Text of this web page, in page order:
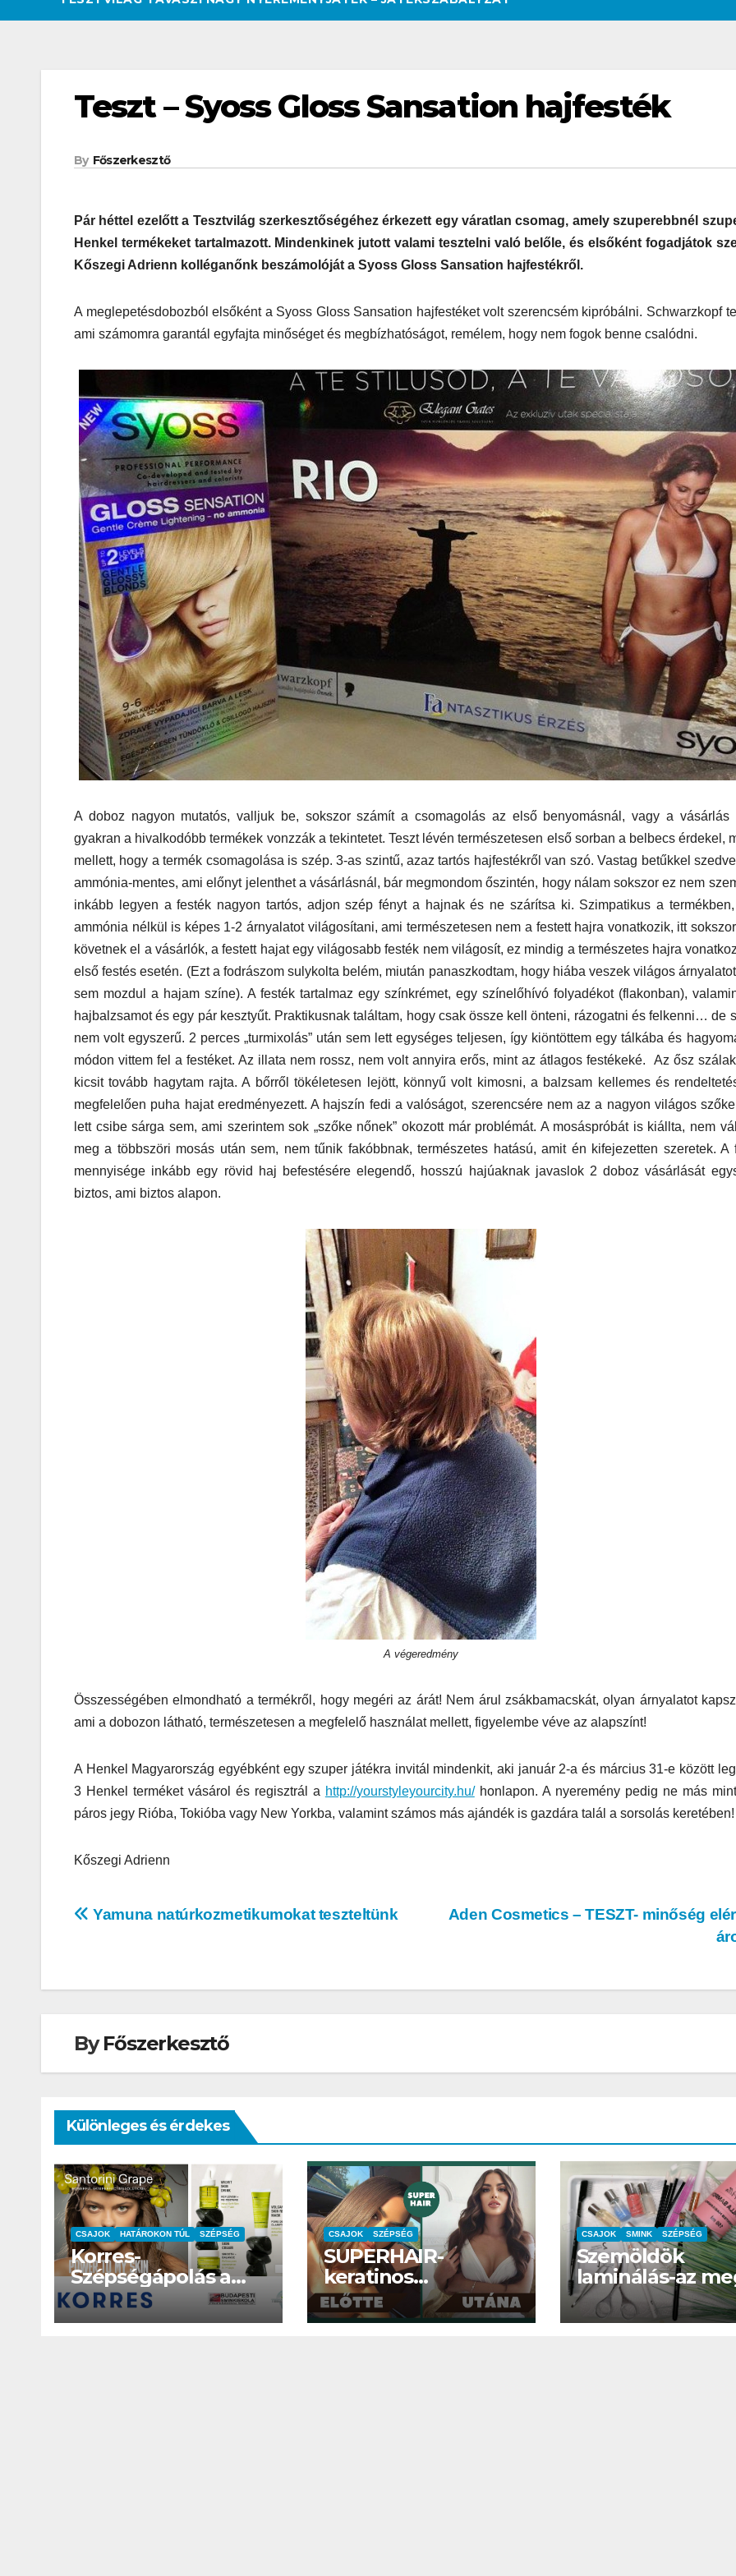
Teszt – Syoss Gloss Sansation hajfesték
By Főszerkesztő
Pár héttel ezelőtt a Tesztvilág szerkesztőségéhez érkezett egy váratlan csomag, amely szuperebbnél
Henkel termékeket tartalmazott. Mindenkinek jutott valami tesztelni való belőle, és elsőként fogadjátok
Kőszegi Adrienn kolléganőnk beszámolóját a Syoss Gloss Sansation hajfestékről.
A meglepetésdobozból elsőként a Syoss Gloss Sansation hajfestéket volt szerencsém kipróbálni. Schwarzkopf
ami számomra garantál egyfajta minőséget és megbízhatóságot, remélem, hogy nem fogok benne csalódni.
A doboz nagyon mutatós, valljuk be, sokszor számít a csomagolás az első benyomásnál, vagy a vásárlás
gyakran a hivalkodóbb termékek vonzzák a tekintetet. Teszt lévén természetesen első sorban a belbecs érdekel,
mellett, hogy a termék csomagolása is szép. 3-as szintű, azaz tartós hajfestékről van szó. Vastag betűkkel
ammónia-mentes, ami előnyt jelenthet a vásárlásnál, bár megmondom őszintén, hogy nálam sokszor ez nem
inkább legyen a festék nagyon tartós, adjon szép fényt a hajnak és ne szárítsa ki. Szimpatikus a
ammónia nélkül is képes 1-2 árnyalatot világosítani, ami természetesen nem a festett hajra vonatkozik, itt
követnek el a vásárlók, a festett hajat egy világosabb festék nem világosít, ez mindig a természetes hajra
első festés esetén. (Ezt a fodrászom sulykolta belém, miután panaszkodtam, hogy hiába veszek világos
sem mozdul a hajam színe). A festék tartalmaz egy színkrémet, egy színelőhívó folyadékot (flakonban),
hajbalzsamot és egy pár kesztyűt. Praktikusnak találtam, hogy csak össze kell önteni, rázogatni és felkenni… de
nem volt egyszerű. 2 perces „turmixolás” után sem lett egységes teljesen, így kiöntöttem egy tálkába és
módon vittem fel a festéket. Az illata nem rossz, nem volt annyira erős, mint az átlagos festékeké. Az ősz
kicsit tovább hagytam rajta. A bőrről tökéletesen lejött, könnyű volt kimosni, a balzsam kellemes és
megfelelően puha hajat eredményezett. A hajszín fedi a valóságot, szerencsére nem az a nagyon világos
lett csibe sárga sem, ami szerintem sok „szőke nőnek” okozott már problémát. A mosáspróbát is kiállta, nem
meg a többszöri mosás után sem, nem tűnik fakóbbnak, természetes hatású, amit én kifejezetten szeretek. A
mennyisége inkább egy rövid haj befestésére elegendő, hosszú hajúaknak javaslok 2 doboz vásárlását
biztos, ami biztos alapon.
A végeredmény
Összességében elmondható a termékről, hogy megéri az árát! Nem árul zsákbamacskát, olyan árnyalatot
ami a dobozon látható, természetesen a megfelelő használat mellett, figyelembe véve az alapszínt!
A Henkel Magyarország egyébként egy szuper játékra invitál mindenkit, aki január 2-a és március 31-e között
3 Henkel terméket vásárol és regisztrál a http://yourstyleyourcity.hu/honlapon. A nyeremény pedig ne más
páros jegy Rióba, Tokióba vagy New Yorkba, valamint számos más ajándék is gazdára talál a sorsolás keretében!
Kőszegi Adrienn
Bejegyzés
Aden Cosmetics – TESZT- minőség
Yamuna natúrkozmetikumokat teszteltünk
ByFőszerkesztő
Különleges és érdekes
CSAJOK HATÁROKON TÚL SZÉPSÉG
Korres-
Szépségápolás a
Forró Nyári
Hőségben
CSAJOK SZÉPSÉG
SUPERHAIR-
keratinos
hőillesztés
CSAJOK SMINK SZÉPSÉG
Szemöldök
laminálás-az
mi?
Korres-
Szépségápolá
s a Forró Nyári
Hőségben
SUPERHAIR-
keratinos
hőillesztés
meg
Teszteltük a
Dr. Greek-et:
Óriási girosz
és kellemes
kerthelyiség
Csepel
szívében
Waterdrop az
Avakas
George
kanyonban
Déli
teszt
MŰSZAKI
Thermaltake
ARGENT H5
RGB 7.1
Surround
Gaming
Headset teszt
– amikor a
játék tényleg
megszólal
MŰSZAKI
Sony WH-
1000XM6 teszt
– amikor a zaj
egyszerűen
eltűnik
A bőröndöd új
sztárja
Te tudsz
újraéleszteni?
s a
KGt Musso EV
– Elektromos
erő arany
köntösben
Harley-
Davidson®
Pan America
1250 ST teszt
BMW